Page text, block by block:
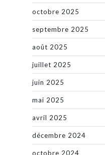
octobre 2025
septembre 2025
août 2025
juillet 2025
juin 2025
mai 2025
avril 2025
décembre 2024
octobre 2024